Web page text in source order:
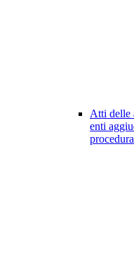
Atti delle
enti
procedura